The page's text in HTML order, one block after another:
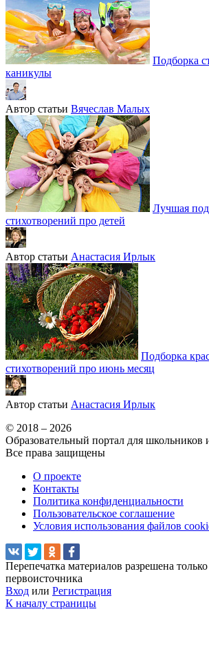
Подборка
каникулы
Автор статьи Вячеслав Малых
Лучшая
стихотворений про детей
Автор статьи Анастасия Ирлык
Подборка
стихотворений про июнь месяц
Автор статьи Анастасия Ирлык
© 2018 – 2026
Образовательный портал для школьников
Все права защищены
О проекте
Контакты
Политика конфиденциальности
Пользовательское соглашение
Условия использования файлов
Перепечатка материалов разрешена
первоисточника
Вход или Регистрация
К началу страницы